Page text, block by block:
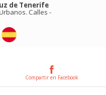
de Tenerife
. Calles -
Compartir en Facebook